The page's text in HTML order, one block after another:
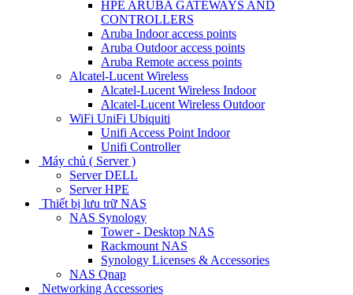
HPE ARUBA GATEWAYS AND
CONTROLLERS
Aruba Indoor access points
Aruba Outdoor access points
Aruba Remote access points
Alcatel-Lucent Wireless
Alcatel-Lucent Wireless Indoor
Alcatel-Lucent Wireless Outdoor
WiFi UniFi Ubiquiti
Unifi Access Point Indoor
Unifi Controller
Máy chủ ( Server )
Server DELL
Server HPE
Thiết bị lưu trữ NAS
NAS Synology
Tower - Desktop NAS
Rackmount NAS
Synology Licenses & Accessories
NAS Qnap
Networking Accessories